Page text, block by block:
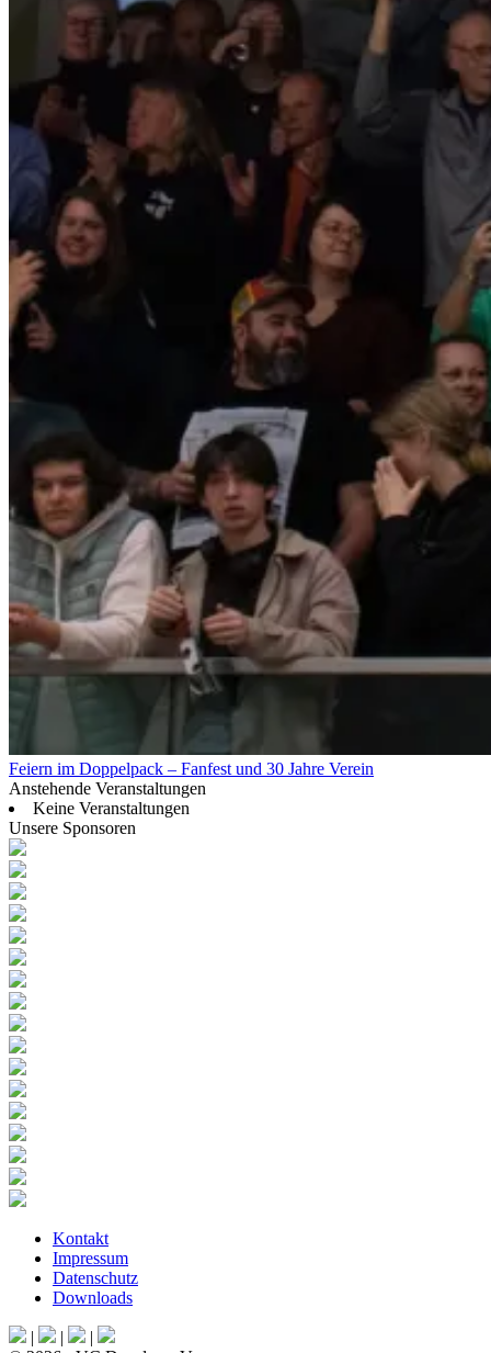
Feiern im Doppelpack – Fanfest und 30 Jahre Verein
Anstehende Veranstaltungen
Keine Veranstaltungen
Unsere Sponsoren
Kontakt
Impressum
Datenschutz
Downloads
| |
|